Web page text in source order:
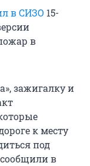
в СИЗО 15-
в
зажигалку и
к месту
под
сообщили в